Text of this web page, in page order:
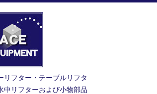
リフター・テーブルリフタ
中リフターおよび小物部品